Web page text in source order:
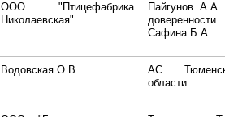
ООО "Птицефабрика
Николаевская"
Пайгунов А.А.
Сафина Б.А.
Водовская О.В.
АС
области